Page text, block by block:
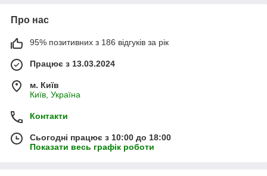
Про нас
95% позитивних з 186 відгуків за рік
Працює з 13.03.2024
м. Київ
Київ, Україна
Контакти
Сьогодні працює з 10:00 до 18:00
Показати весь графік роботи